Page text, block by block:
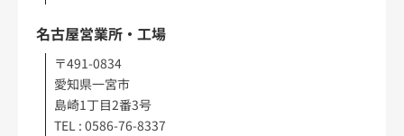
名古屋営業所・工場
〒491-0834
愛知県一宮市
島崎1丁目2番3号
TEL : 0586-76-8337